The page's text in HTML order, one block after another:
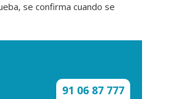
se confirma cuando se
91 06 87 777